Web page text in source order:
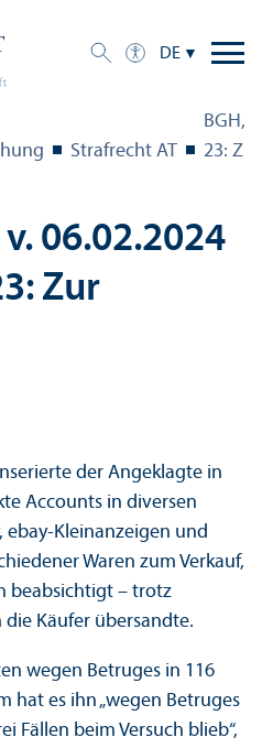
DE
Strafrecht AT
BGH,
23:
06.02.2024
Zur
der Angeklagte in
Accounts in diversen
Kleinanzeigen und
Waren zum Verkauf,
beabsichtigt – trotz
Käufer übersandte.
wegen Betruges in 116
hat es ihn „wegen Betruges
Fällen beim Versuch blieb“,